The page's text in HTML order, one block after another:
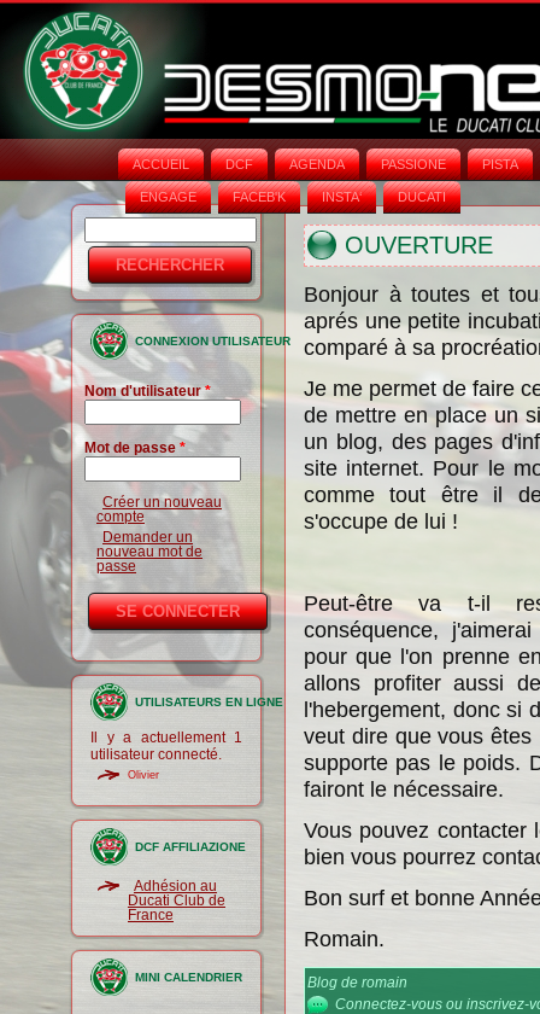
ACCUEIL DCF AGENDA PASSIONE PISTA
ENGAGE FACEB'K INSTA‘ DUCATI
Formulaire
de
recherche
CONNEXION UTILISATEUR
Nom d'utilisateur*
Mot de passe *
Créer un nouveau
compte
Demander un
nouveau mot de
passe
UTILISATEURS EN LIGNE
Il y a actuellement 1
utilisateur connecté.
Olivier
DCF AFFILIAZIONE
Adhésion au
Ducati Club de
France
MINI CALENDRIER
OUVERTURE
Bonjour à toutes et
aprés une petite
comparé à sa
Je me permet de faire
de mettre en place un
un blog, des pages
site internet. Pour le
comme tout être il
s'occupe de lui !
Peut-être va t-il
conséquence,
pour que l'on prenne
allons profiter aussi
l'hebergement, donc si
veut dire que vous
supporte pas le poids.
fairont le nécessaire.
Vous pouvez
bien vous pourrez
Bon surf et bonne
Romain.
Blog de romain
Connectez-vous ou inscrivez-